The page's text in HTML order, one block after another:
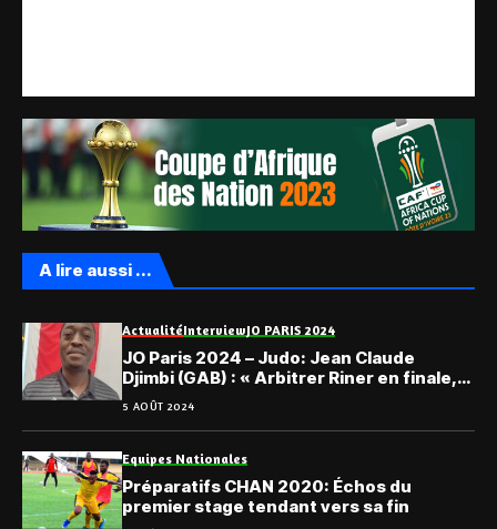
A lire aussi ...
ActualitéInterviewJO PARIS 2024
JO Paris 2024 – Judo: Jean Claude
Djimbi (GAB) : « Arbitrer Riner en finale,
ma récompense »
5 AOÛT 2024
Equipes Nationales
Préparatifs CHAN 2020: Échos du
premier stage tendant vers sa fin